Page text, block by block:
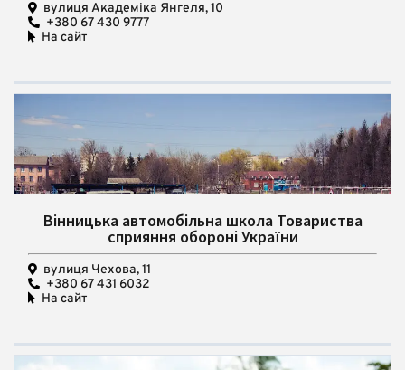
вулиця Академіка Янгеля, 10
+380 67 430 9777
На сайт
Вінницька автомобільна школа Товариства
сприяння обороні України
вулиця Чехова, 11
+380 67 431 6032
На сайт